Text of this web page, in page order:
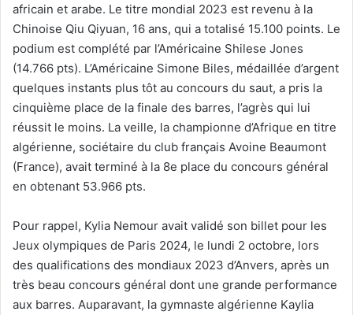
africain et arabe. Le titre mondial 2023 est revenu à la
Chinoise Qiu Qiyuan, 16 ans, qui a totalisé 15.100 points. Le
podium est complété par l’Américaine Shilese Jones
(14.766 pts). L’Américaine Simone Biles, médaillée d’argent
quelques instants plus tôt au concours du saut, a pris la
cinquième place de la finale des barres, l’agrès qui lui
réussit le moins. La veille, la championne d’Afrique en titre
algérienne, sociétaire du club français Avoine Beaumont
(France), avait terminé à la 8e place du concours général
en obtenant 53.966 pts.
Pour rappel, Kylia Nemour avait validé son billet pour les
Jeux olympiques de Paris 2024, le lundi 2 octobre, lors
des qualifications des mondiaux 2023 d’Anvers, après un
très beau concours général dont une grande performance
aux barres. Auparavant, la gymnaste algérienne Kaylia